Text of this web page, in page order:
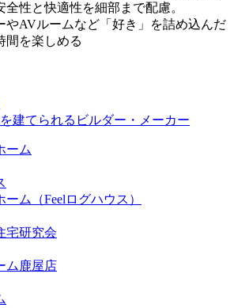
全性と快適性を細部まで配慮。
やAVルームなど「好き」を詰め込んだ
間を楽しめる
建てられるビルダー・メーカー
ーム
ム（Feelログハウス）
宅研究会
ム鹿屋店